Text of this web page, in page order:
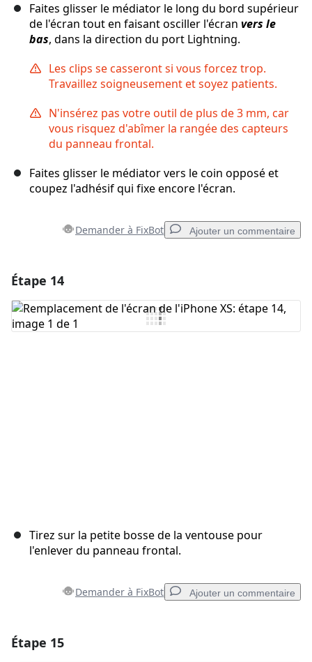
Faites glisser le médiator le long du bord supérieur
de l'écran tout en faisant osciller l'écran vers le
bas, dans la direction du port Lightning.
Les clips se casseront si vous forcez trop.
Travaillez soigneusement et soyez patients.
N'insérez pas votre outil de plus de 3 mm, car
vous risquez d'abîmer la rangée des capteurs
du panneau frontal.
Faites glisser le médiator vers le coin opposé et
coupez l'adhésif qui fixe encore l'écran.
Demander à FixBot Ajouter un commentaire
Ajouter un commentaire
Étape 14
Tirez sur la petite bosse de la ventouse pour
l'enlever du panneau frontal.
Demander à FixBot Ajouter un commentaire
Étape 15